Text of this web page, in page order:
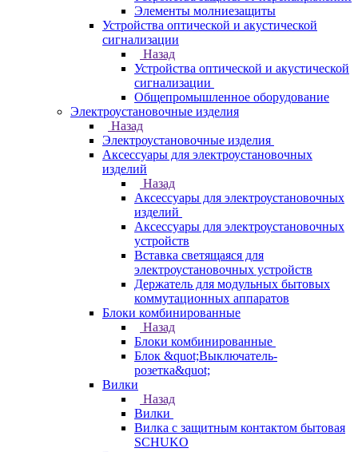
Элементы молниезащиты
Устройства оптической и акустической
сигнализации
Назад
Устройства оптической и акустической
сигнализации
Общепромышленное оборудование
Электроустановочные изделия
Назад
Электроустановочные изделия
Аксессуары для электроустановочных
изделий
Назад
Аксессуары для электроустановочных
изделий
Аксессуары для электроустановочных
устройств
Вставка светящаяся для
электроустановочных устройств
Держатель для модульных бытовых
коммутационных аппаратов
Блоки комбинированные
Назад
Блоки комбинированные
Блок &quot;Выключатель-
розетка&quot;
Вилки
Назад
Вилки
Вилка с защитным контактом бытовая
SCHUKO